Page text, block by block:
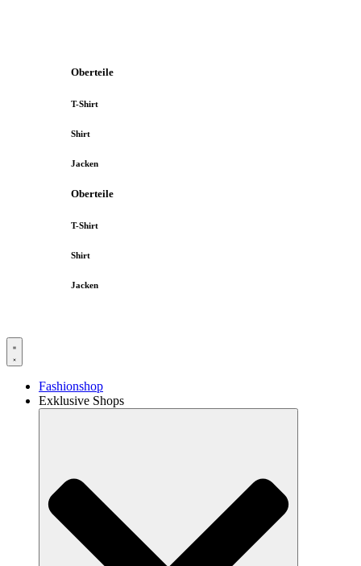
Oberteile
T-Shirt
Shirt
Jacken
Oberteile
T-Shirt
Shirt
Jacken
Fashionshop
Exklusive Shops